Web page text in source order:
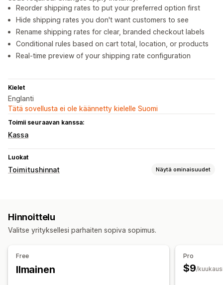
Reorder shipping rates to put your preferred option first
Hide shipping rates you don't want customers to see
Rename shipping rates for clear, branded checkout labels
Conditional rules based on cart total, location, or products
Real-time preview of your shipping rate configuration
Kielet
Englanti
Tätä sovellusta ei ole käännetty kielelle Suomi
Toimii seuraavan kanssa:
Kassa
Luokat
Toimitushinnat Näytä ominaisuudet
Uudelleentilauksen hinnat
Hinnoittelu
Valitse yrityksellesi parhaiten sopiva sopimus.
Free
Ilmainen
Pro
$9/